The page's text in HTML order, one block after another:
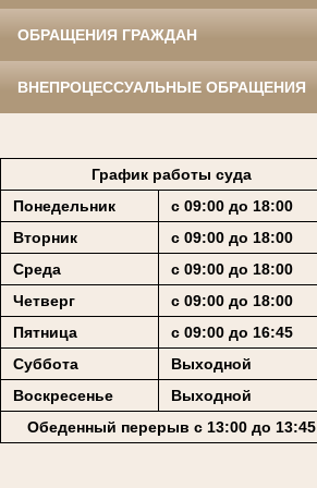
ОБРАЩЕНИЯ ГРАЖДАН
ВНЕПРОЦЕССУАЛЬНЫЕ ОБРАЩЕНИЯ
График работы суда
Понедельник
с 09:00 до 18:00
Вторник
с 09:00 до 18:00
Среда
с 09:00 до 18:00
Четверг
с 09:00 до 18:00
Пятница
с 09:00 до 16:45
Суббота
Выходной
Воскресенье
Выходной
Обеденный перерыв с 13:00 до 13:45